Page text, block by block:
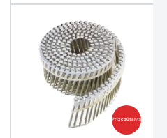
Prix coûtants